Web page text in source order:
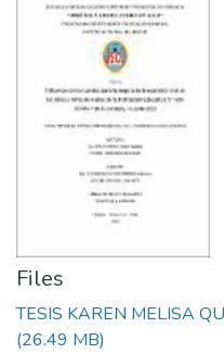
Files
TESIS KAREN MELISA
(26.49 MB)